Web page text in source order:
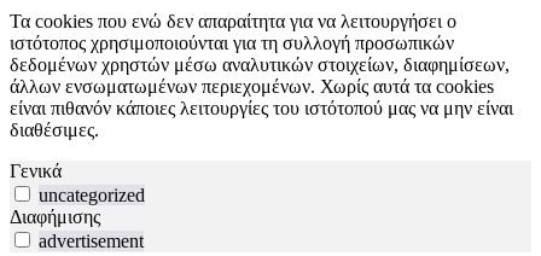
Τα cookies που ενώ δεν απαραίτητα για να λειτουργήσει ο
ιστότοπος χρησιμοποιούνται για τη συλλογή προσωπικών
δεδομένων χρηστών μέσω αναλυτικών στοιχείων, διαφημίσεων,
άλλων ενσωματωμένων περιεχομένων. Χωρίς αυτά τα cookies
είναι πιθανόν κάποιες λειτουργίες του ιστότοπού μας να μην είναι
διαθέσιμες.
Γενικά
uncategorized
Διαφήμισης
advertisement